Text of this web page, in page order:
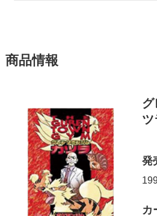
商品情報
グ
ツ
発
カ